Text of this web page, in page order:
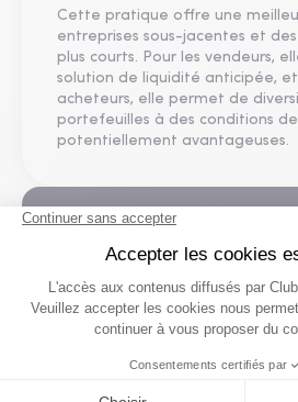
Cette pratique offre une
entreprises sous-jacentes et
plus courts. Pour les vendeurs,
solution de liquidité anticipée,
acheteurs, elle permet de
portefeuilles à des conditions
potentiellement avantageuses.
D'autres questions ?
Contactez notre équipe
Contactez nous